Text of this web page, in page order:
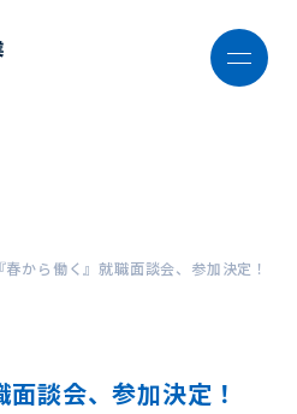
『春から働く』就職面談会、参加決定！
面談会、参加決定！